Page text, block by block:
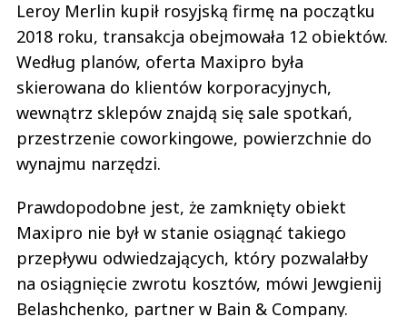
Leroy Merlin kupił rosyjską firmę na początku
2018 roku, transakcja obejmowała 12 obiektów.
Według planów, oferta Maxipro była
skierowana do klientów korporacyjnych,
wewnątrz sklepów znajdą się sale spotkań,
przestrzenie coworkingowe, powierzchnie do
wynajmu narzędzi.
Prawdopodobne jest, że zamknięty obiekt
Maxipro nie był w stanie osiągnąć takiego
przepływu odwiedzających, który pozwalałby
na osiągnięcie zwrotu kosztów, mówi Jewgienij
Belashchenko, partner w Bain & Company.